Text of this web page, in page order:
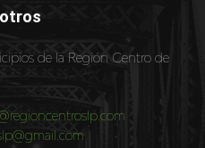
de la Región Centro de